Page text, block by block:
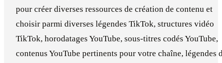
pour créer diverses ressources de création de contenu et
choisir parmi diverses légendes TikTok, structures vidéo
TikTok, horodatages YouTube, sous-titres codés YouTube,
contenus YouTube pertinents pour votre chaîne, légendes